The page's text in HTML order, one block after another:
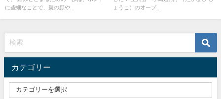
に些細なことで、親の顔や...
ょうこ）のオープ...
カテゴリー